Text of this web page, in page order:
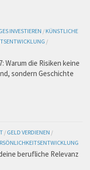
INVESTIEREN / KÜNSTLICHE
/
Warum die Risiken keine
sondern Geschichte
/ GELD VERDIENEN /
berufliche Relevanz